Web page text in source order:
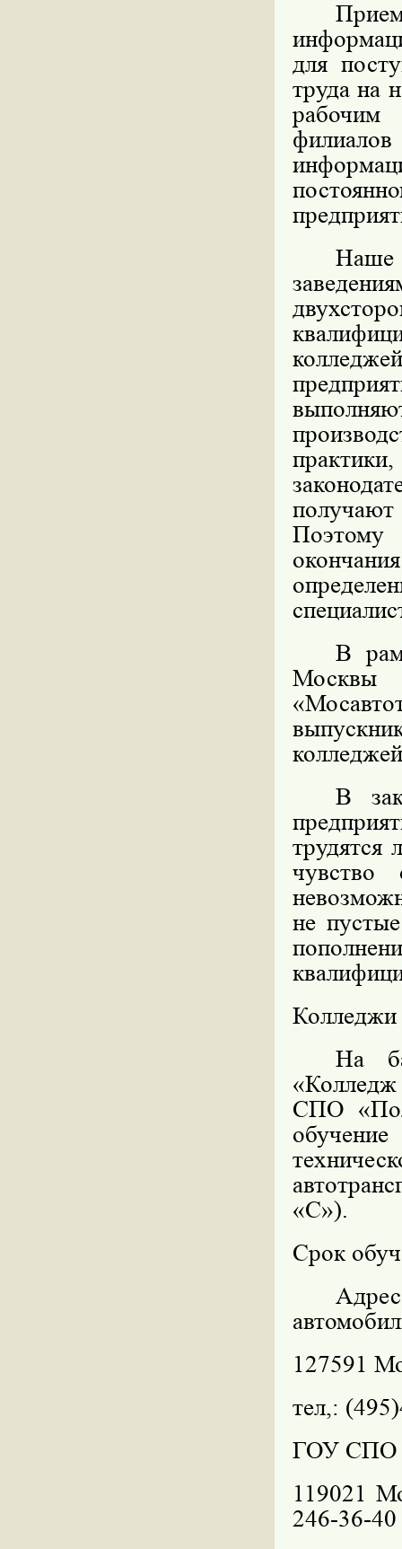
для
труда на
Наше
Поэтому
В
Москвы
В
трудятся
чувство
не
Колледжи
На
СПО
«С»).
Срок
127591
тел,:
ГОУ СПО
119021
246-36-